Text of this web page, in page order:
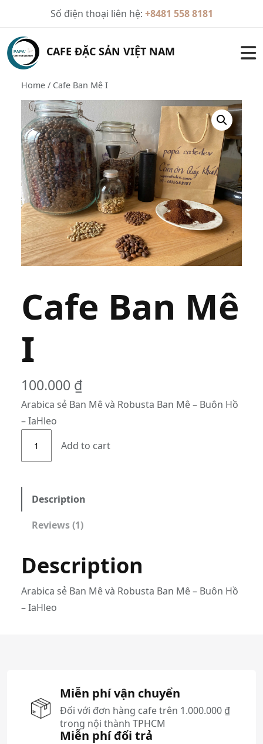
content
Số điện thoại liên hệ: +8481 558 8181
CAFE ĐẶC SẢN VIỆT NAM
Home/ Cafe Ban Mê I
Cafe Ban Mê
I
100.000 ₫
Arabica sẻ Ban Mê và Robusta Ban Mê – Buôn Hồ
– IaHleo
a
ê
I
q
Add to cart
Description
Reviews (1)
Description
Arabica sẻ Ban Mê và Robusta Ban Mê – Buôn Hồ
– IaHleo
Miễn phí vận chuyển
Đối với đơn hàng cafe trên 1.000.000 ₫
trong nội thành TPHCM
Miễn phí đổi trả